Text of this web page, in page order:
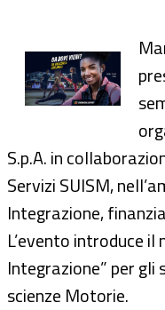
S.p.A. in
Servizi SUISM,
Integrazione,
L’evento introduce
Integrazione” per
scienze Motorie.